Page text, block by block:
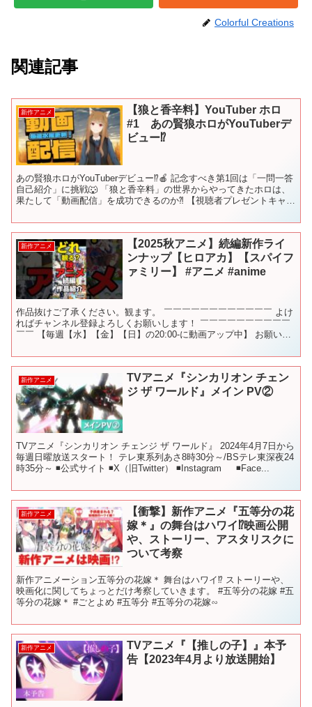
Colorful Creations
関連記事
新作アニメ
【狼と香辛料】YouTuber ホロ
#1 あの賢狼ホロがYouTuberデ
ビュー⁉
あの賢狼ホロがYouTuberデビュー⁉🍎 記念すべき第1回は「一問一答
自己紹介」に挑戦🐺 「狼と香辛料」の世界からやってきたホロは、
果たして「動画配信」を成功できるのか⁈ 【視聴者プレゼントキャン
新作アニメ
【2025秋アニメ】続編新作ライ
ンナップ【ヒロアカ】【スパイフ
ァミリー】 #アニメ #anime
作品抜けご了承ください。観ます。 ￣￣￣￣￣￣￣￣￣￣￣￣ よけ
ればチャンネル登録よろしくお願いします！ ￣￣￣￣￣￣￣￣￣￣
￣￣ 【毎週【水】【金】【日】の20:00-に動画アップ中】 お願いし
新作アニメ
TVアニメ『シンカリオン チェン
ジ ザ ワールド』メイン PV②
TVアニメ『シンカリオン チェンジ ザ ワールド』 2024年4月7日から
毎週日曜放送スタート！ テレ東系列あさ8時30分～/BSテレ東深夜24
時35分～ ◾️公式サイト ◾️X（旧Twitter） ◾️Instagram ◾️Face...
新作アニメ
【衝撃】新作アニメ『五等分の花
嫁＊』の舞台はハワイ⁉︎映画公開
や、ストーリー、アスタリスクに
ついて考察
新作アニメーション五等分の花嫁＊ 舞台はハワイ⁉︎ ストーリーや、
映画化に関してちょっとだけ考察していきます。 #五等分の花嫁 #五
等分の花嫁＊ #ごとよめ #五等分 #五等分の花嫁∽
新作アニメ
TVアニメ『【推しの子】』本予
告【2023年4月より放送開始】